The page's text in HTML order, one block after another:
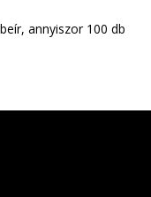
annyiszor 100 db